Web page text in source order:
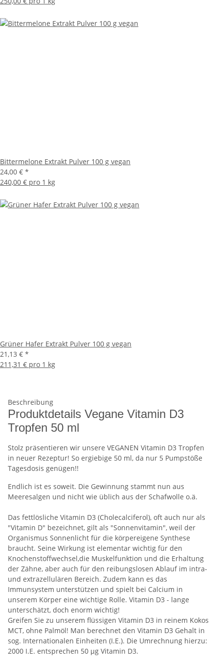
Bittermelone Extrakt Pulver 100 g vegan
24,00 € *
240,00 € pro 1 kg
Grüner Hafer Extrakt Pulver 100 g vegan
21,13 € *
211,31 € pro 1 kg
Beschreibung
Produktdetails Vegane Vitamin D3
Tropfen 50 ml
Stolz präsentieren wir unsere VEGANEN Vitamin D3 Tropfen
in neuer Rezeptur! So ergiebige 50 ml, da nur 5 Pumpstöße
Tagesdosis genügen!!
Endlich ist es soweit. Die Gewinnung stammt nun aus
Meeresalgen und nicht wie üblich aus der Schafwolle o.ä.
Das fettlösliche Vitamin D3 (Cholecalciferol), oft auch nur als
"Vitamin D" bezeichnet, gilt als "Sonnenvitamin", weil der
Organismus Sonnenlicht für die körpereigene Synthese
braucht. Seine Wirkung ist elementar wichtig für den
Knochenstoffwechsel,die Muskelfunktion und die Erhaltung
der Zähne, aber auch für den reibungslosen Ablauf im intra-
und extrazellulären Bereich. Zudem kann es das
Immunsystem unterstützen und spielt bei Calcium in
unserem Körper eine wichtige Rolle. Vitamin D3 - lange
unterschätzt, doch enorm wichtig!
Greifen Sie zu unserem flüssigen Vitamin D3 in reinem Kokos
MCT, ohne Palmöl! Man berechnet den Vitamin D3 Gehalt in
sog. Internationalen Einheiten (I.E.). Die Umrechnung hierzu:
2000 I.E. entsprechen 50 µg Vitamin D3.